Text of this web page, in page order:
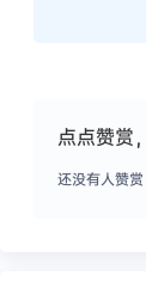
点点赞赏
还没有人赞赏